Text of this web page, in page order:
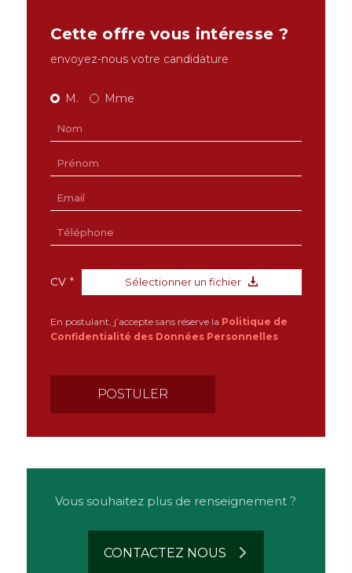
Cette offre vous intéresse ?
envoyez-nous votre candidature
M. Mme
CV * Sélectionner un fichier
En postulant, j’accepte sans réserve la Politique de
Confidentialité des Données Personnelles
Vous souhaitez plus de renseignement ?
CONTACTEZ NOUS n